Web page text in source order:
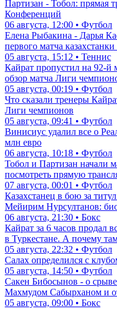
Партизан - Тобол: прямая
Конференций
06 августа, 12:00 • Футбол
Елена Рыбакина - Дарья
первого матча
05 августа, 15:12 • Теннис
Кайрат пропустил на 92-й
обзор матча Лиги
05 августа, 00:19 • Футбол
Что сказали тренеры
Лиги чемпионов
05 августа, 09:41 • Футбол
Винисиус удалил все о
млн евро
06 августа, 10:18 • Футбол
Тобол и Партизан начали
посмотреть прямую
07 августа, 00:01 • Футбол
Казахстанец в бою за
Мейирим Нурсултанов:
06 августа, 21:30 • Бокс
Кайрат за 6 часов продал
в Туркестане. А почему
05 августа, 22:32 • Футбол
Салах определился с
05 августа, 14:50 • Футбол
Сакен Бибосынов - о
Махмудом Сабырханом и
05 августа, 09:00 • Бокс